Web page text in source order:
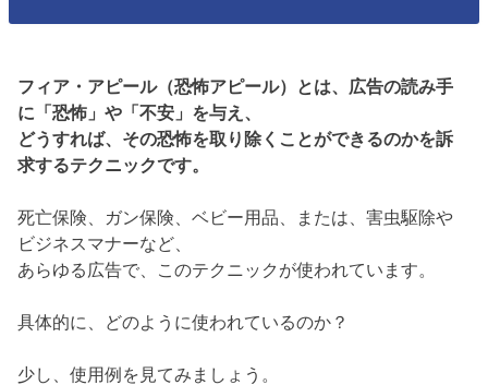
フィア・アピール（恐怖アピール）とは、広告の読み手
に「恐怖」や「不安」を与え、
どうすれば、その恐怖を取り除くことができるのかを訴
求するテクニックです。
死亡保険、ガン保険、ベビー用品、または、害虫駆除や
ビジネスマナーなど、
あらゆる広告で、このテクニックが使われています。
具体的に、どのように使われているのか？
少し、使用例を見てみましょう。